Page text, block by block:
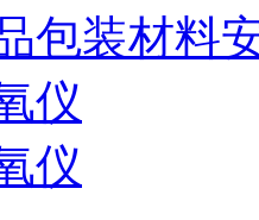
包装材料
仪
仪